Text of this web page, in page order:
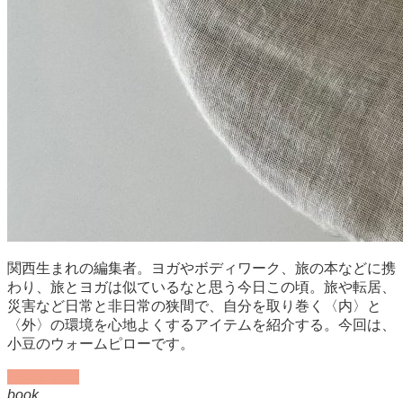
関西生まれの編集者。ヨガやボディワーク、旅の本などに携
わり、旅とヨガは似ているなと思う今日この頃。旅や転居、
災害など日常と非日常の狭間で、自分を取り巻く〈内〉と
〈外〉の環境を心地よくするアイテムを紹介する。今回は、
小豆のウォームピローです。
book